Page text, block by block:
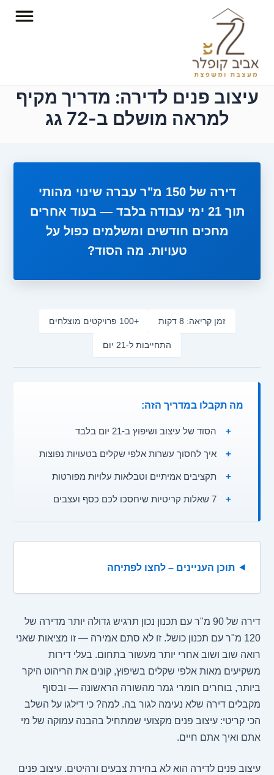
עיצוב פנים לדירה: מדריך מקיף
למראה מושלם ב-72 גג
דירה של 150 מ"ר עברה שינוי מהותי
תוך 21 ימי עבודה בלבד — בעוד אחרים
מחכים חודשים ומשלמים כפול על
טעויות. מה הסוד?
זמן קריאה: 8 דקות +100 פרויקטים מוצלחים
התחייבות ל-21 יום
מה תקבלו במדריך הזה:
+ הסוד של עיצוב ושיפוץ ב-21 יום בלבד
+ איך לחסוך עשרות אלפי שקלים בטעויות נפוצות
+ תקציבים אמיתיים וטבלאות עלויות מפורטות
+ 7 שאלות קריטיות שיחסכו לכם כסף ועצבים
תוכן העניינים – לחצו לפתיחה
דירה של 90 מ"ר עם תכנון נכון תרגיש גדולה יותר מדירה של
120 מ"ר עם תכנון כושל. זו לא סתם אמירה — זו מציאות שאני
רואה שוב ושוב אחרי יותר מעשור בתחום. בעלי דירות
משקיעים מאות אלפי שקלים בשיפוץ, קונים את הריהוט היקר
ביותר, בוחרים חומרי גמר מהשורה הראשונה — ובסוף
מקבלים דירה שלא נעימה לגור בה. למה? כי דילגו על השלב
הכי קריטי: עיצוב פנים מקצועי שמתחיל בהבנה עמוקה של מי
אתם ואיך אתם חיים.
עיצוב פנים לדירה הוא לא בחירת צבעים ורהיטים. עיצוב פנים